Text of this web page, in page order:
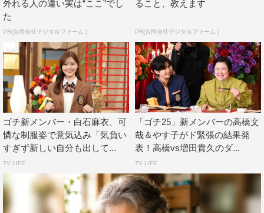
い縁だなと。
◆制服姿はいかがですか？
うれしいです！ 制服にラインが入っているので、スラっ
とスタイル良く見せてくれる感じがあり、仮面をかぶって
いるときも「スタイルがいい！」と皆さん褒めてくださっ
たのですが、制服のおかげかもしれないです！ あとは、
ここ（首元の「ゴチ25」のワッペン）の数字をどんどん増
やしていきたいです。
◆食リポもゴチメンバーから「完璧！」との声がありまし
たが、食リポやられてみてどうですか？
好きなんです、食リポ。バラエティに出演させていただい
外れる人の違い実は“ここ”でし
た
PR(合同会社デジタルファーム )
ること、教えます
PR(合同会社デジタルファーム )
ゴチ新メンバー・白石麻衣、可
憐な制服姿で意気込み「気負い
すぎず新しい自分も出して...
TV LIFE
「ゴチ25」新メンバーの高橋文
哉＆やす子がド緊張の結果発
表！高橋vs増田貴久のダ...
TV LIFE